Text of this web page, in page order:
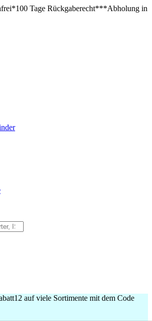
100 Tage Rückgaberecht***Abholung in
12 auf viele Sortimente mit dem Code